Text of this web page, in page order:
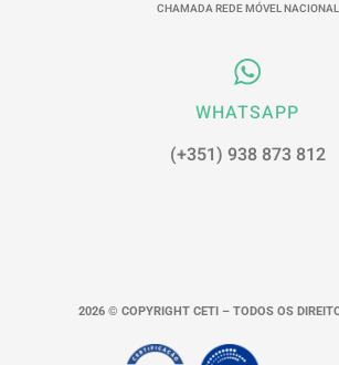
CHAMADA REDE MÓVEL NACIONAL
WHATSAPP
(+351) 938 873 812
2026 © COPYRIGHT CETI – TODOS OS